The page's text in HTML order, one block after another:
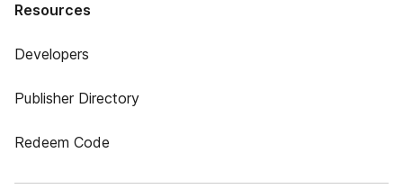
Resources
Developers
Publisher Directory
Redeem Code